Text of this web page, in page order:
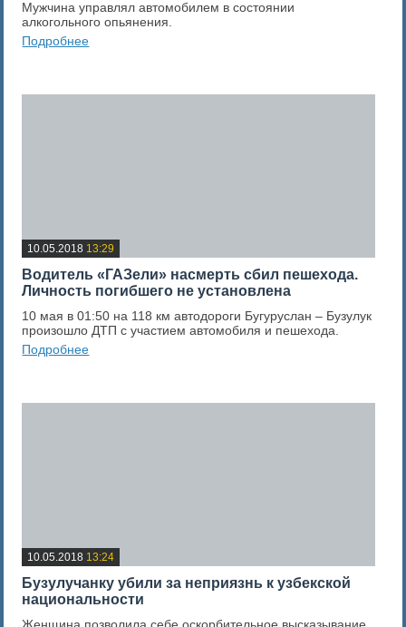
Мужчина управлял автомобилем в состоянии
алкогольного опьянения.
Подробнее
10.05.2018 13:29
Водитель «ГАЗели» насмерть сбил пешехода.
Личность погибшего не установлена
10 мая в 01:50 на 118 км автодороги Бугуруслан – Бузулук
произошло ДТП с участием автомобиля и пешехода.
Подробнее
10.05.2018 13:24
Бузулучанку убили за неприязнь к узбекской
национальности